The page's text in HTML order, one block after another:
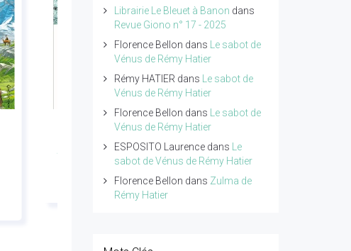
Revue Giono n°18 -
Année 2026
Lire l'article...
tome 4 de Pierre
Ragolski
Librairie Le Bleuet à Banon dans
Revue Giono n° 17 - 2025
Florence Bellon dans
Le sabot de
Vénus de Rémy Hatier
Rémy HATIER dans
Le sabot de
Vénus de Rémy Hatier
Florence Bellon dans
Le sabot de
Vénus de Rémy Hatier
ESPOSITO Laurencedans
Le
sabot de Vénus de Rémy Hatier
Florence Bellon dans Zulma de
Rémy Hatier